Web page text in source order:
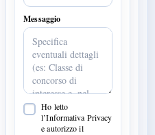
Messaggio
Ho letto
l’Informativa Privacy
e autorizzo il